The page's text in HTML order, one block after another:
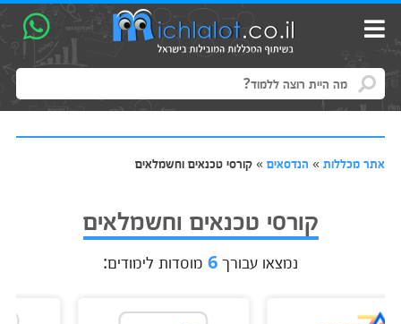
אתר מכללות» הנדסאים» קורסי טכנאים וחשמלאים
קורסי טכנאים וחשמלאים
נמצאו עבורך6 מוסדות לימודים: